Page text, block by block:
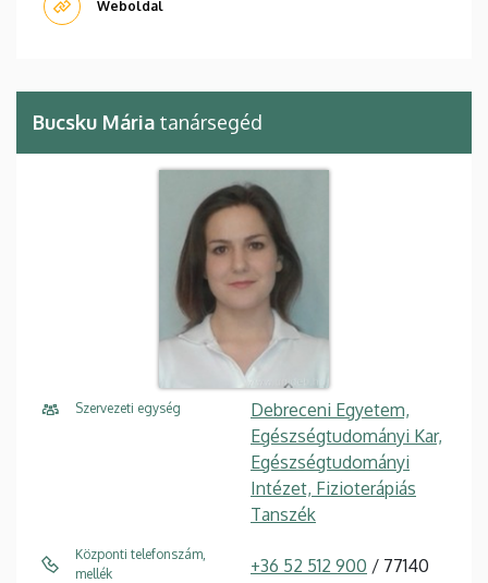
Weboldal
Bucsku Mária tanársegéd
Szervezeti egység
Debreceni Egyetem,
Egészségtudományi Kar,
Egészségtudományi
Intézet, Fizioterápiás
Tanszék
Központi telefonszám,
mellék
+36 52 512 900 / 77140